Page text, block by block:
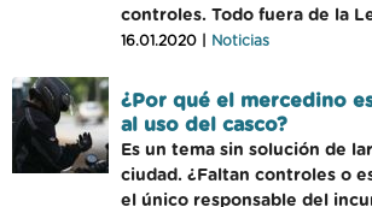
controles. Todo fuera de la
16.01.2020 | Noticias
¿Por qué el mercedino
al uso del casco?
Es un tema sin solución de
ciudad. ¿Faltan controles o
el único responsable del